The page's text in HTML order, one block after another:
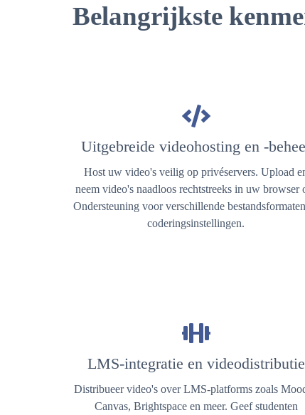
Belangrijkste
Uitgebreide videohosting en -
Host uw video's veilig op privéservers. Upload
neem video's naadloos rechtstreeks in uw browser
Ondersteuning voor verschillende
coderingsinstellingen.
LMS-integratie en videodistributie
Distribueer video's over LMS-platforms zoals
Canvas, Brightspace en meer. Geef studenten